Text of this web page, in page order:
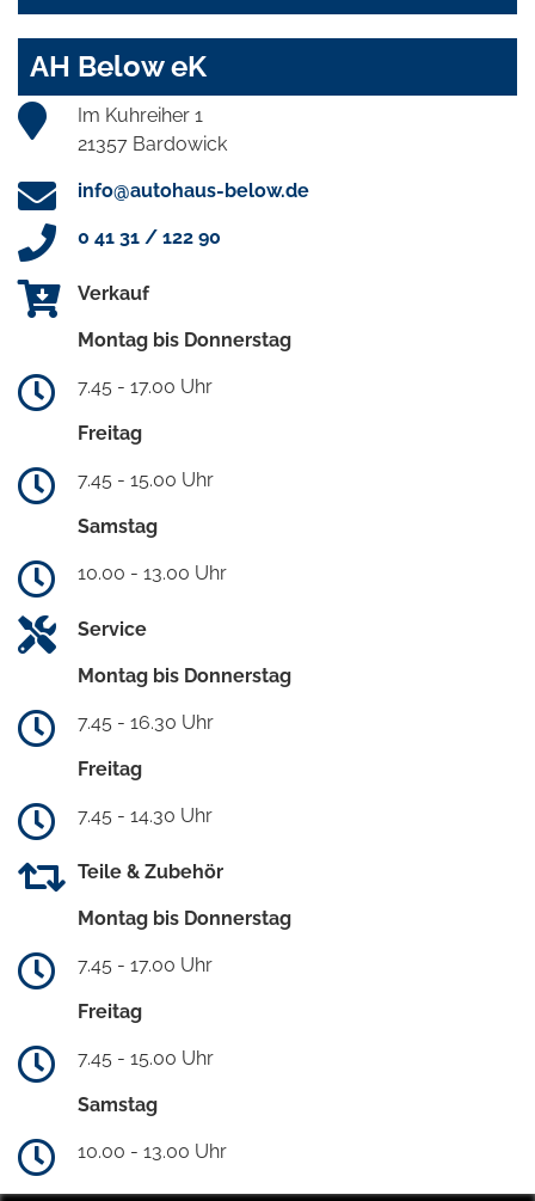
AH Below eK
Im Kuhreiher 1
21357 Bardowick
info@autohaus-below.de
0 41 31 / 122 90
Verkauf
Montag bis Donnerstag
7.45 - 17.00 Uhr
Freitag
7.45 - 15.00 Uhr
Samstag
10.00 - 13.00 Uhr
Service
Montag bis Donnerstag
7.45 - 16.30 Uhr
Freitag
7.45 - 14.30 Uhr
Teile & Zubehör
Montag bis Donnerstag
7.45 - 17.00 Uhr
Freitag
7.45 - 15.00 Uhr
Samstag
10.00 - 13.00 Uhr